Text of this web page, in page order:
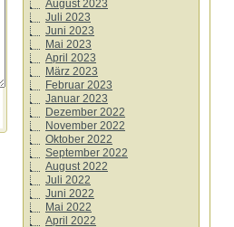
August 2023
Juli 2023
Juni 2023
Mai 2023
April 2023
März 2023
Februar 2023
Januar 2023
Dezember 2022
November 2022
Oktober 2022
September 2022
August 2022
Juli 2022
Juni 2022
Mai 2022
April 2022